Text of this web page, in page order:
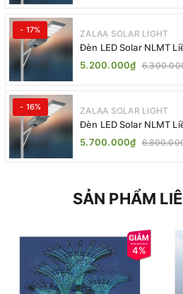
- 17% ZALAA SOLAR LIGHT
Đèn LED Solar NLMT
One | ZALAA Street
5.200.000₫
- 16% ZALAA SOLAR LIGHT
Đèn LED Solar NLMT
One | ZALAA Street
5.700.000₫
SẢN PHẨM
4%